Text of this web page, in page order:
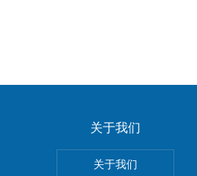
关于我们
关于我们